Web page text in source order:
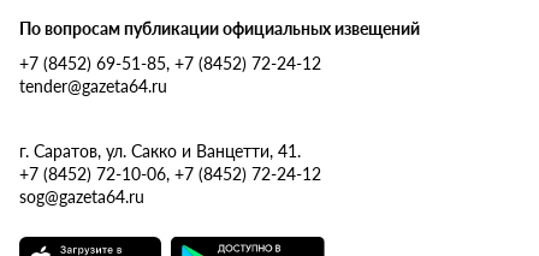
По вопросам публикации официальных извещений
+7 (8452) 69-51-85, +7 (8452) 72-24-12
tender@gazeta64.ru
г. Саратов, ул. Сакко и Ванцетти, 41.
+7 (8452) 72-10-06, +7 (8452) 72-24-12
sog@gazeta64.ru